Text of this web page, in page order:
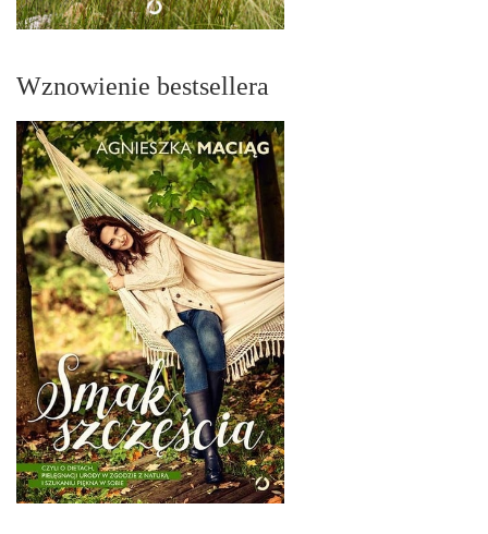
Wznowienie bestsellera